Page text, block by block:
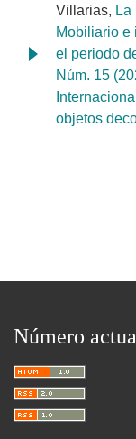
Villarias,
Mobiliario e
el periodo
Núm. 15
objetos
Número